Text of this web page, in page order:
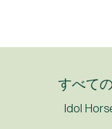
すべて
Idol